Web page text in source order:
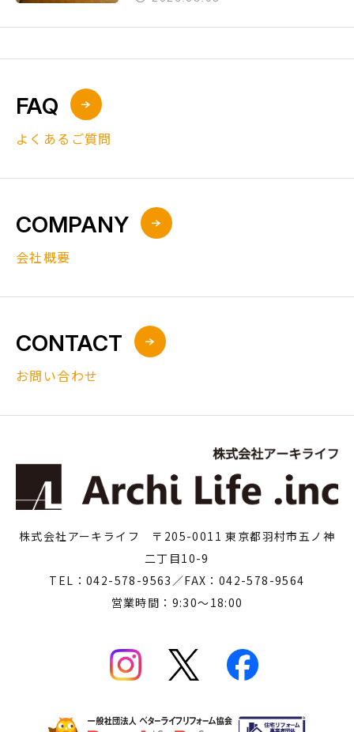
FAQ
よくあるご質問
COMPANY
会社概要
CONTACT
お問い合わせ
株式会社アーキライフ 〒205-0011 東京都羽村市五ノ神
二丁目10-9
TEL：042-578-9563／FAX：042-578-9564
営業時間：9:30～18:00